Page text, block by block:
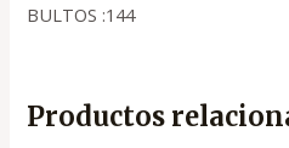
BULTOS :144
Productos